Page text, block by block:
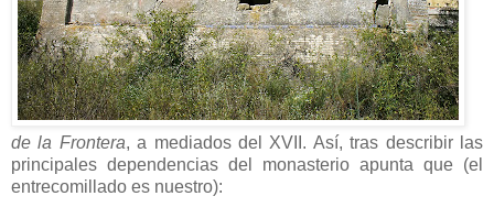
de la Frontera, a mediados del XVII. Así, tras describir las
principales dependencias del monasterio apunta que (el
entrecomillado es nuestro):